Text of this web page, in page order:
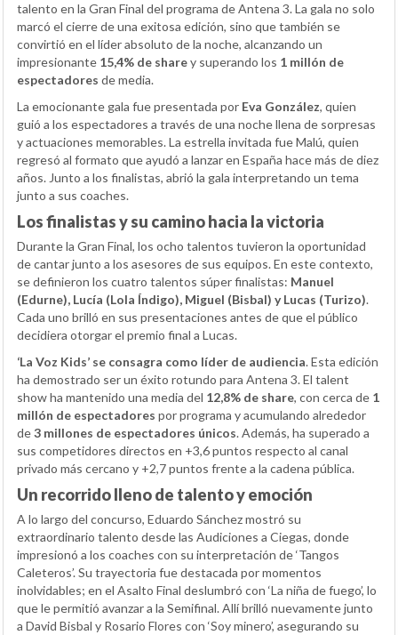
talento en la Gran Final del programa de Antena 3. La gala no solo
marcó el cierre de una exitosa edición, sino que también se
convirtió en el líder absoluto de la noche, alcanzando un
impresionante 15,4% de sharey superando los 1 millón de
espectadores de media.
La emocionante gala fue presentada por Eva González, quien
guió a los espectadores a través de una noche llena de sorpresas
y actuaciones memorables. La estrella invitada fue Malú, quien
regresó al formato que ayudó a lanzar en España hace más de diez
años. Junto a los finalistas, abrió la gala interpretando un tema
junto a sus coaches.
Los finalistas y su camino hacia la victoria
Durante la Gran Final, los ocho talentos tuvieron la oportunidad
de cantar junto a los asesores de sus equipos. En este contexto,
se definieron los cuatro talentos súper finalistas: Manuel
(Edurne), Lucía (Lola Índigo), Miguel (Bisbal) y Lucas (Turizo).
Cada uno brilló en sus presentaciones antes de que el público
decidiera otorgar el premio final a Lucas.
‘La Voz Kids’ se consagra como líder de audiencia. Esta edición
ha demostrado ser un éxito rotundo para Antena 3. El talent
show ha mantenido una media del 12,8% de share, con cerca de 1
millón de espectadores por programa y acumulando alrededor
de3 millones de espectadores únicos. Además, ha superado a
sus competidores directos en +3,6 puntos respecto al canal
privado más cercano y +2,7 puntos frente a la cadena pública.
Un recorrido lleno de talento y emoción
A lo largo del concurso, Eduardo Sánchez mostró su
extraordinario talento desde las Audiciones a Ciegas, donde
impresionó a los coaches con su interpretación de ‘Tangos
Caleteros’. Su trayectoria fue destacada por momentos
inolvidables; en el Asalto Final deslumbró con ‘La niña de fuego’, lo
que le permitió avanzar a la Semifinal. Allí brilló nuevamente junto
a David Bisbal y Rosario Flores con ‘Soy minero’, asegurando su